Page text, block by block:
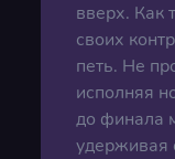
вверх. Как
своих
петь. Не
исполняя
до финала
удерживая